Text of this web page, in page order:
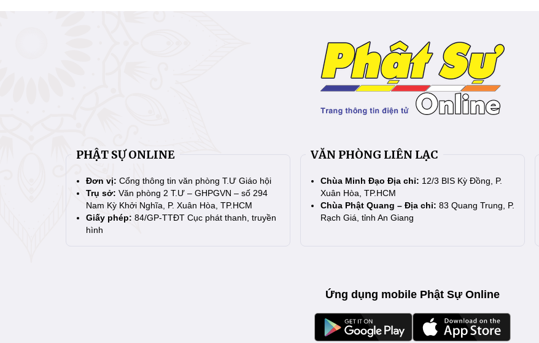
PHẬT SỰ ONLINE
Đơn vị: Cổng thông tin văn phòng T.Ư Giáo hội
Trụ sở: Văn phòng 2 T.Ư – GHPGVN – số 294
Nam Kỳ Khởi Nghĩa, P. Xuân Hòa, TP.HCM
Giấy phép: 84/GP-TTĐT Cục phát thanh, truyền
hình
VĂN PHÒNG LIÊN LẠC
Chùa Minh Đạo Địa chỉ: 12/3 BIS Kỳ Đồng, P.
Xuân Hòa, TP.HCM
Chùa Phật Quang – Địa chỉ: 83 Quang Trung, P.
Rạch Giá, tỉnh An Giang
Ứng dụng mobile Phật Sự Online